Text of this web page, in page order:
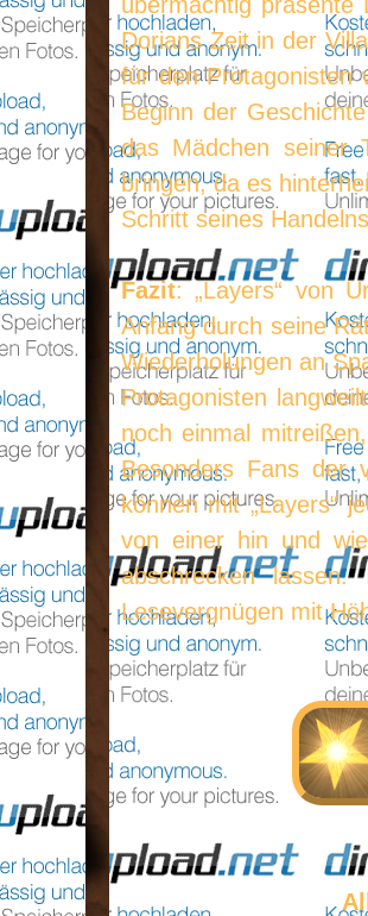
Dorians Zeit in der
für den Protagonisten
Beginn der
das Mädchen seiner
bringen, da es
Schritt seines
Fazit: „Layers“ von
Anfang durch seine
Wiederholungen an
Protagonisten
noch einmal
Besonders Fans der
können mit „Layers“
von einer hin und
abschrecken lassen.
Lesevergnügen mit